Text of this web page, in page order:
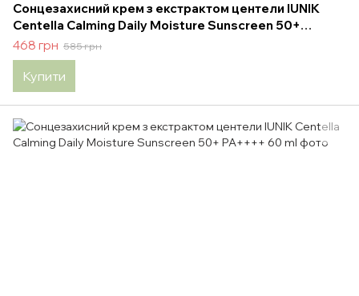
Сонцезахисний крем з екстрактом центели IUNIK
Centella Calming Daily Moisture Sunscreen 50+
PA++++ 60 ml
468 грн 585 грн
Купити